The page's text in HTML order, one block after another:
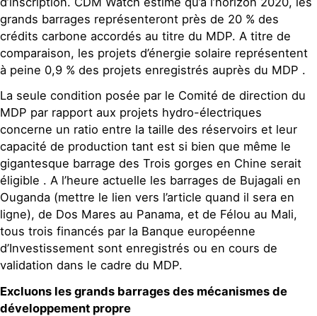
grands barrages représenteront près de 20 % des
crédits carbone accordés au titre du MDP. A titre de
comparaison, les projets d’énergie solaire représentent
à peine 0,9 % des projets enregistrés auprès du MDP .
La seule condition posée par le Comité de direction du
MDP par rapport aux projets hydro-électriques
concerne un ratio entre la taille des réservoirs et leur
capacité de production tant est si bien que même le
gigantesque barrage des Trois gorges en Chine serait
éligible . A l’heure actuelle les barrages de Bujagali en
Ouganda (mettre le lien vers l’article quand il sera en
ligne), de Dos Mares au Panama, et de Félou au Mali,
tous trois financés par la Banque européenne
d’Investissement sont enregistrés ou en cours de
validation dans le cadre du MDP.
Excluons les grands barrages des mécanismes de
développement propre